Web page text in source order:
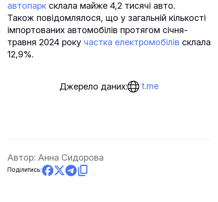
автопарк склала майже 4,2 тисячі авто.
Також повідомлялося, що у загальній кількості
імпортованих автомобілів протягом січня-
травня 2024 року частка електромобілів склала
12,9%.
Джерело даних: t.me
Автор: Анна Сидорова
Поділитись: